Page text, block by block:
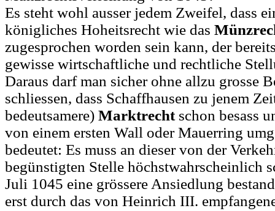
Es steht wohl ausser jedem Zweifel, dass
königliches Hoheitsrecht wie das
zugesprochen worden sein kann, der
gewisse wirtschaftliche und rechtliche
Daraus darf man sicher ohne allzu grosse
schliessen, dass Schaffhausen zu jenem
bedeutsamere) Marktrechtschon besass
von einem ersten Wall oder Mauerring
bedeutet: Es muss an dieser von der
begünstigten Stelle höchstwahrscheinlich
Juli 1045 eine grössere Ansiedlung
erst durch das von Heinrich III.